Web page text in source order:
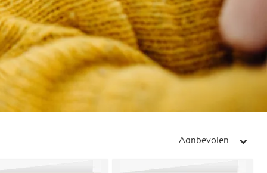
Aanbevolen arrow_right